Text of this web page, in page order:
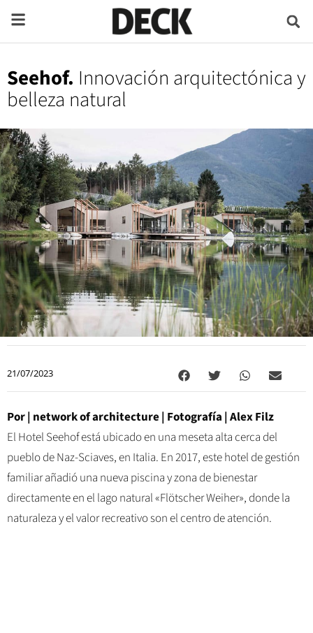
Seehof. Innovación arquitectónica y
belleza natural
21/07/2023
Por | network of architecture| Fotografía | Alex Filz
El Hotel Seehof está ubicado en una meseta alta cerca del
pueblo de Naz-Sciaves, en Italia. En 2017, este hotel de gestión
familiar añadió una nueva piscina y zona de bienestar
directamente en el lago natural «Flötscher Weiher», donde la
naturaleza y el valor recreativo son el centro de atención.